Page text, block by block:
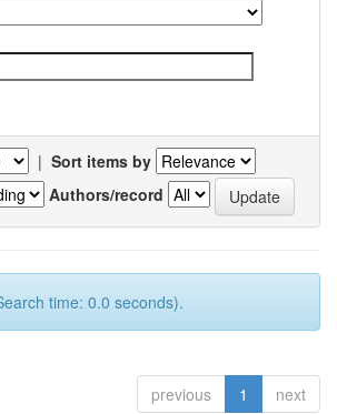
| Sort items by
Authors/record
time: 0.0 seconds).
previous 1 next